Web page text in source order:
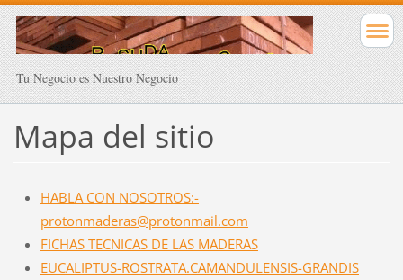
Tu Negocio es Nuestro Negocio
Mapa del sitio
HABLA CON NOSOTROS:-
protonmaderas@protonmail.com
FICHAS TECNICAS DE LAS MADERAS
EUCALIPTUS-ROSTRATA.CAMANDULENSIS-GRANDIS